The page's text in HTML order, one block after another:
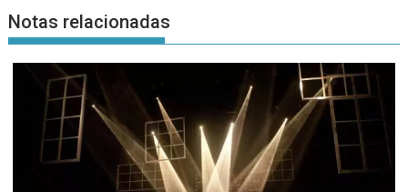
Notas relacionadas